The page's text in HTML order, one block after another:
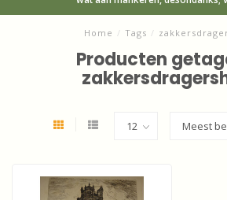
Home / Tags /
Producten